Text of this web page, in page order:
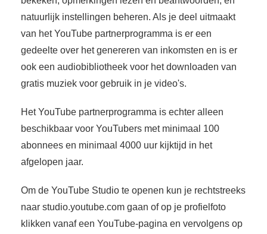
natuurlijk instellingen beheren. Als je deel uitmaakt
van het YouTube partnerprogramma is er een
gedeelte over het genereren van inkomsten en is er
ook een audiobibliotheek voor het downloaden van
gratis muziek voor gebruik in je video's.
Het YouTube partnerprogramma is echter alleen
beschikbaar voor YouTubers met minimaal 100
abonnees en minimaal 4000 uur kijktijd in het
afgelopen jaar.
Om de YouTube Studio te openen kun je rechtstreeks
naar studio.youtube.com gaan of op je profielfoto
klikken vanaf een YouTube-pagina en vervolgens op
gebruikt
te
Hierdoor
website-
van